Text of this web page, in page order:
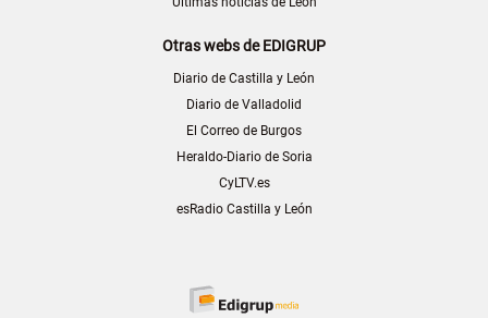
Otras webs de EDIGRUP
Diario de Castilla y León
Diario de Valladolid
El Correo de Burgos
Heraldo-Diario de Soria
CyLTV.es
esRadio Castilla y León